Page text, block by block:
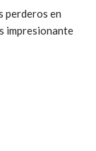
perderos en
impresionante